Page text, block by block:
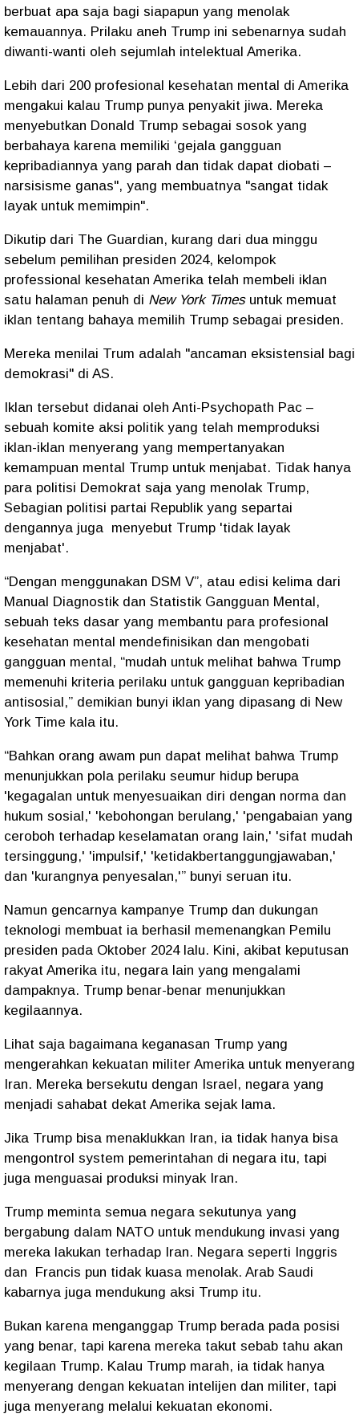
berbuat apa saja bagi siapapun yang menolak
kemauannya. Prilaku aneh Trump ini sebenarnya sudah
diwanti-wanti oleh sejumlah intelektual Amerika.
Lebih dari 200 profesional kesehatan mental di Amerika
mengakui kalau Trump punya penyakit jiwa. Mereka
menyebutkan Donald Trump sebagai sosok yang
berbahaya karena memiliki ‘gejala gangguan
kepribadiannya yang parah dan tidak dapat diobati –
narsisisme ganas", yang membuatnya "sangat tidak
layak untuk memimpin".
Dikutip dari The Guardian, kurang dari dua minggu
sebelum pemilihan presiden 2024, kelompok
professional kesehatan Amerika telah membeli iklan
satu halaman penuh di New York Times untuk memuat
iklan tentang bahaya memilih Trump sebagai presiden.
Mereka menilai Trum adalah "ancaman eksistensial bagi
demokrasi" di AS.
Iklan tersebut didanai oleh Anti-Psychopath Pac –
sebuah komite aksi politik yang telah memproduksi
iklan-iklan menyerang yang mempertanyakan
kemampuan mental Trump untuk menjabat. Tidak hanya
para politisi Demokrat saja yang menolak Trump,
Sebagian politisi partai Republik yang separtai
dengannya juga menyebut Trump 'tidak layak
menjabat'.
“Dengan menggunakan DSM V”, atau edisi kelima dari
Manual Diagnostik dan Statistik Gangguan Mental,
sebuah teks dasar yang membantu para profesional
kesehatan mental mendefinisikan dan mengobati
gangguan mental, “mudah untuk melihat bahwa Trump
memenuhi kriteria perilaku untuk gangguan kepribadian
antisosial,” demikian bunyi iklan yang dipasang di New
York Time kala itu.
“Bahkan orang awam pun dapat melihat bahwa Trump
menunjukkan pola perilaku seumur hidup berupa
'kegagalan untuk menyesuaikan diri dengan norma dan
hukum sosial,' 'kebohongan berulang,' 'pengabaian yang
ceroboh terhadap keselamatan orang lain,' 'sifat mudah
tersinggung,' 'impulsif,' 'ketidakbertanggungjawaban,'
dan 'kurangnya penyesalan,'” bunyi seruan itu.
Namun gencarnya kampanye Trump dan dukungan
teknologi membuat ia berhasil memenangkan Pemilu
presiden pada Oktober 2024 lalu. Kini, akibat keputusan
rakyat Amerika itu, negara lain yang mengalami
dampaknya. Trump benar-benar menunjukkan
kegilaannya.
Lihat saja bagaimana keganasan Trump yang
mengerahkan kekuatan militer Amerika untuk menyerang
Iran. Mereka bersekutu dengan Israel, negara yang
menjadi sahabat dekat Amerika sejak lama.
Jika Trump bisa menaklukkan Iran, ia tidak hanya bisa
mengontrol system pemerintahan di negara itu, tapi
juga menguasai produksi minyak Iran.
Trump meminta semua negara sekutunya yang
bergabung dalam NATO untuk mendukung invasi yang
mereka lakukan terhadap Iran. Negara seperti Inggris
dan
Francis pun tidak kuasa menolak. Arab Saudi
kabarnya juga mendukung aksi Trump itu.
Bukan karena menganggap Trump berada pada posisi
yang benar, tapi karena mereka takut sebab tahu akan
kegilaan Trump. Kalau Trump marah, ia tidak hanya
menyerang dengan kekuatan intelijen dan militer, tapi
juga menyerang melalui kekuatan ekonomi.